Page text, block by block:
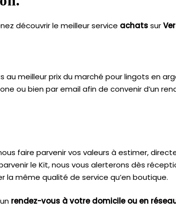
découvrir le meilleur service achatssur
meilleur prix du marché pour lingots en
ou bien par email afin de convenir d’un
faire parvenir vos valeurs à estimer,
le Kit, nous vous alerterons dès
la même qualité de service qu’en boutique.
rendez-vous à votre domicile ou en